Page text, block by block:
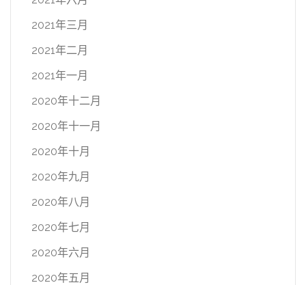
2021年三月
2021年二月
2021年一月
2020年十二月
2020年十一月
2020年十月
2020年九月
2020年八月
2020年七月
2020年六月
2020年五月